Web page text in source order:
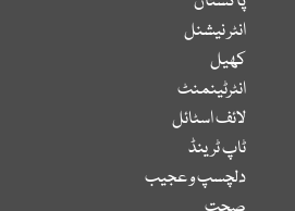
انٹر نیشنل
کھیل
انٹرٹینمنٹ
لائف اسٹائل
ٹاپ ٹرینڈ
دلچسپ و عجیب